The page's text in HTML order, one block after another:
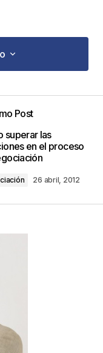
están
y web en
vez que
Post
superar las
en el proceso
26 abril, 2012